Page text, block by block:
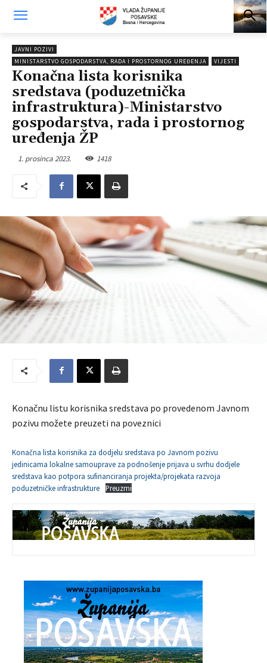
JAVNI POZIVI
MINISTARSTVO GOSPODARSTVA, RADA I PROSTORNOG UREĐENJA
VIJESTI
Konačna lista korisnika
sredstava (poduzetnička
infrastruktura)-Ministarstvo
gospodarstva, rada i prostornog
uređenja ŽP
1. prosinca 2023. 1418
Konačnu listu korisnika sredstava po provedenom Javnom
pozivu možete preuzeti na poveznici
Konačna lista korisnika za dodjelu sredstava po Javnom pozivu
jedinicama lokalne samouprave za podnošenje prijava u svrhu dodjele
sredstava kao potpora sufinanciranja projekta/projekata razvoja
poduzetničke infrastrukture
Preuzmi